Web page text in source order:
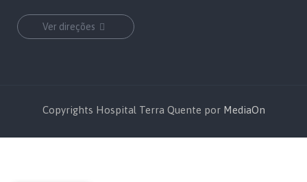
Ver direções
Copyrights Hospital Terra Quente por MediaOn